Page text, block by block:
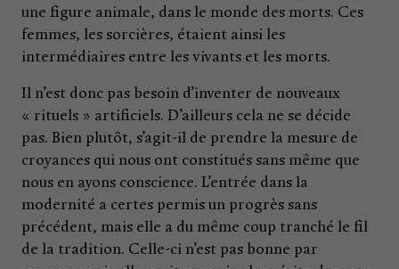
une figure animale, dans le monde des morts. Ces
femmes, les sorcières, étaient ainsi les
intermédiaires entre les vivants et les morts.
Il n’est donc pas besoin d’inventer de nouveaux
« rituels » artificiels. D’ailleurs cela ne se décide
pas. Bien plutôt, s’agit-il de prendre la mesure de
croyances qui nous ont constitués sans même que
nous en ayons conscience. L’entrée dans la
modernité a certes permis un progrès sans
précédent, mais elle a du même coup tranché le fil
de la tradition. Celle-ci n’est pas bonne par